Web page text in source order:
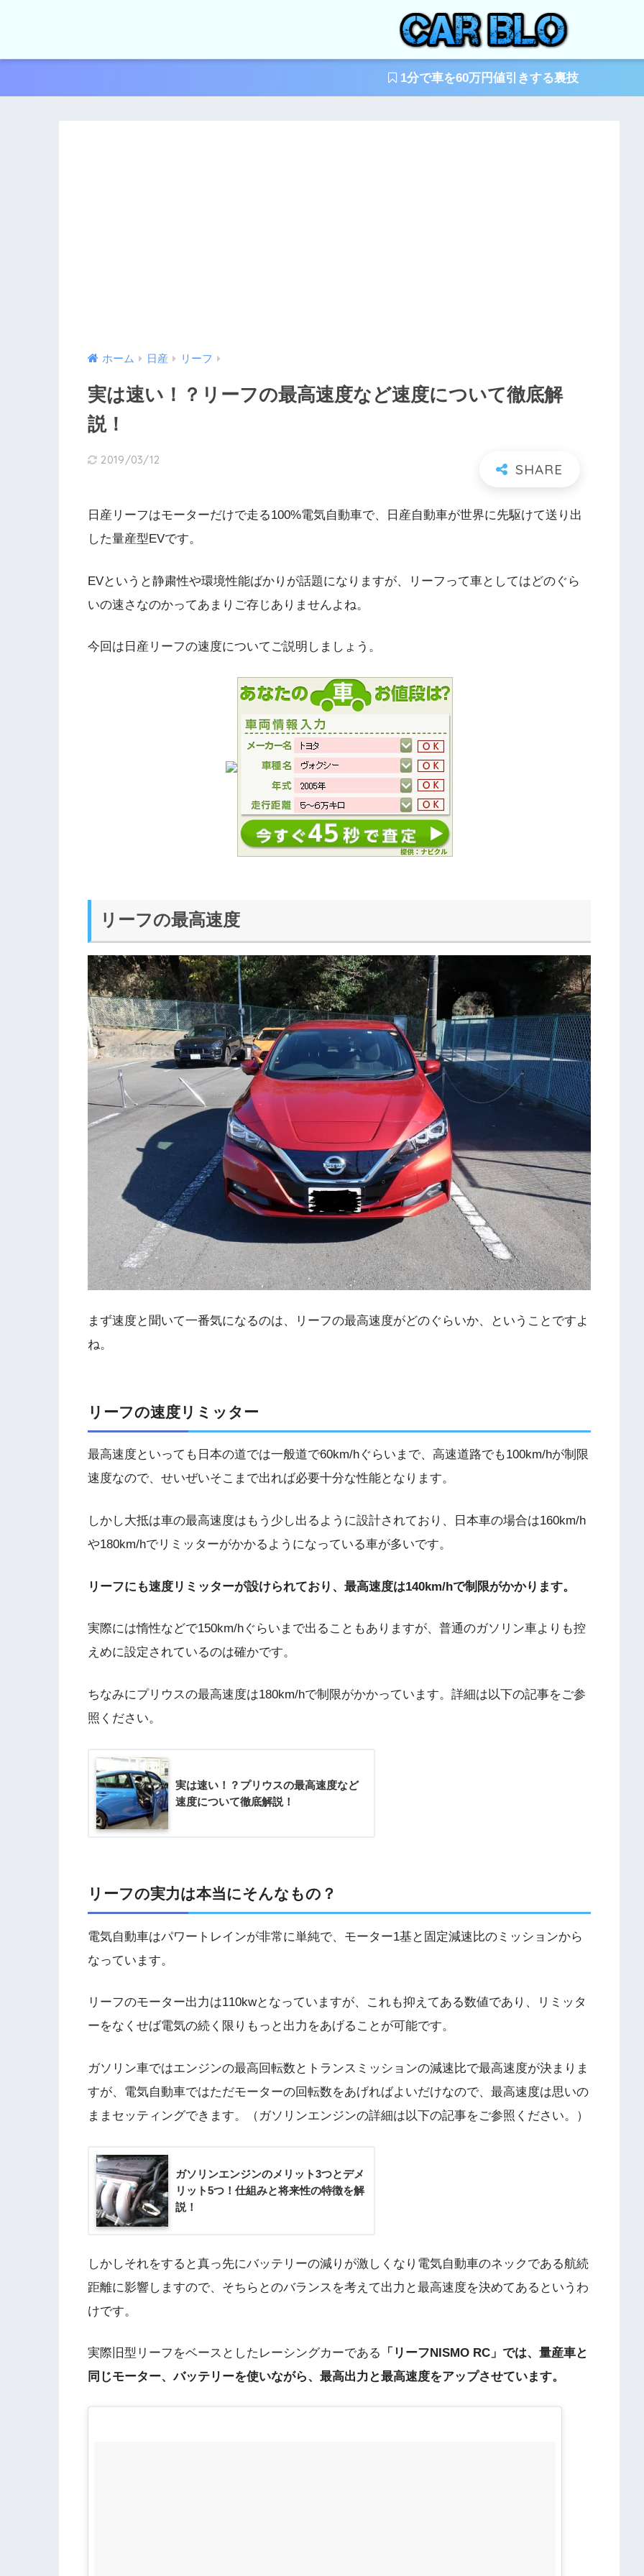
1分で車を60万円値引きする裏技
ホーム 日産 リーフ
実は速い！？リーフの最高速度など速度について徹底解
説！
2019/03/12
日産リーフはモーターだけで走る100%電気自動車で、日産自動車が世界に先駆けて送り出
した量産型EVです。
EVというと静粛性や環境性能ばかりが話題になりますが、リーフって車としてはどのぐら
いの速さなのかってあまりご存じありませんよね。
今回は日産リーフの速度についてご説明しましょう。
リーフの最高速度
まず速度と聞いて一番気になるのは、リーフの最高速度がどのぐらいか、ということですよ
ね。
リーフの速度リミッター
最高速度といっても日本の道では一般道で60km/hぐらいまで、高速道路でも100km/hが制限
速度なので、せいぜいそこまで出れば必要十分な性能となります。
しかし大抵は車の最高速度はもう少し出るように設計されており、日本車の場合は160km/h
や180km/hでリミッターがかかるようになっている車が多いです。
リーフにも速度リミッターが設けられており、最高速度は140km/hで制限がかかります。
実際には惰性などで150km/hぐらいまで出ることもありますが、普通のガソリン車よりも控
えめに設定されているのは確かです。
ちなみにプリウスの最高速度は180km/hで制限がかかっています。詳細は以下の記事をご参
照ください。
実は速い！？プリウスの最高速度など
速度について徹底解説！
リーフの実力は本当にそんなもの？
電気自動車はパワートレインが非常に単純で、モーター1基と固定減速比のミッションから
なっています。
リーフのモーター出力は110kwとなっていますが、これも抑えてある数値であり、リミッタ
ーをなくせば電気の続く限りもっと出力をあげることが可能です。
ガソリン車ではエンジンの最高回転数とトランスミッションの減速比で最高速度が決まりま
すが、電気自動車ではただモーターの回転数をあげればよいだけなので、最高速度は思いの
ままセッティングできます。（ガソリンエンジンの詳細は以下の記事をご参照ください。）
ガソリンエンジンのメリット3つとデメ
リット5つ！仕組みと将来性の特徴を解
説！
しかしそれをすると真っ先にバッテリーの減りが激しくなり電気自動車のネックである航続
距離に影響しますので、そちらとのバランスを考えて出力と最高速度を決めてあるというわ
けです。
実際旧型リーフをベースとしたレーシングカーである
「リーフNISMO RC」では、量産車と
同じモーター、バッテリーを使いながら、最高出力と最高速度をアップさせています。